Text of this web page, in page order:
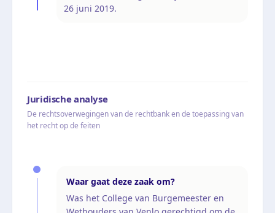
26 juni 2019.
Juridische analyse
De rechtsoverwegingen van de rechtbank en de toepassing van
het recht op de feiten
Waar gaat deze zaak om?
Was het College van Burgemeester en